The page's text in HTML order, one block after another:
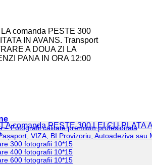
comanda PESTE 300
IN AVANS. Transport
A DOUA ZI LA
PANA IN ORA 12:00
– Fotografii calitate premium profesionala
VIZA, BI Provizoriu, Autoadeziva sau
300 fotografii 10*15
400 fotografii 10*15
600 fotografii 10*15
comanda PESTE 300 LEI CU